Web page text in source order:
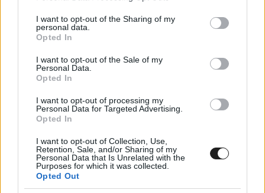
not limited to your visit or usage behaviour. You may click to
grant or deny consent to Google and its third-party tags to
use your data for below specified purposes in below Google
consent section.
I want to opt-out of the Sharing of my
personal data.
Opted In
I want to opt-out of the Sale of my
Personal Data.
Opted In
I want to opt-out of processing my
Personal Data for Targeted Advertising.
Opted In
I want to opt-out of Collection, Use,
Retention, Sale, and/or Sharing of my
Personal Data that Is Unrelated with the
Purposes for which it was collected.
Opted Out
Továbbra sem véglegesek a 2021-es szabályok a Forma-1-ben,
und Sport szerint a legutóbbi ilyen egy olyan mini futam,
amely az időmérő edzést váltaná fel. Jelen pillanatban a
kapja. A német Auto Motor und Sport információi szerint
pedig új fajta [&hellip;]